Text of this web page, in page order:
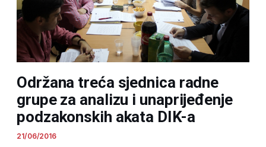
Održana treća sjednica radne
grupe za analizu i unaprijeđenje
podzakonskih akata DIK-a
21/06/2016